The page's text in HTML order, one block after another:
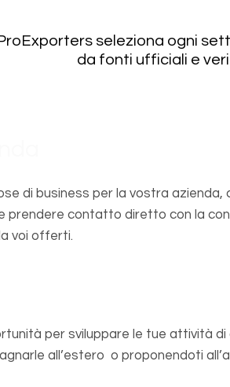
seleziona ogni
da fonti ufficiali e
di business per la vostra azienda,
prendere contatto diretto con la
voi offerti.
per sviluppare le tue attività
all’estero o proponendoti